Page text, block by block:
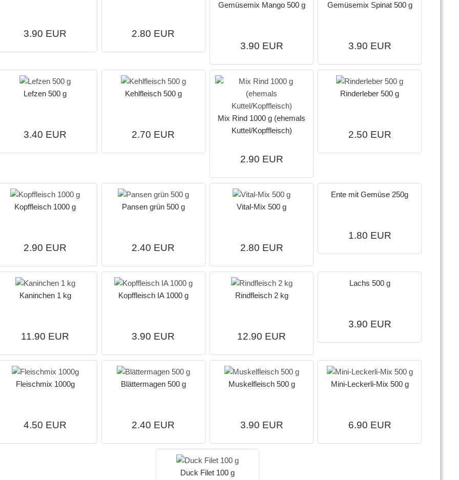
3.90 EUR 2.80 EUR
Gemüsemix Mango 500 g
3.90 EUR
Gemüsemix Spinat 500 g
3.90 EUR
Lefzen 500 g
3.40 EUR
Kehlfleisch 500 g
2.70 EUR
Mix Rind 1000 g (ehemals
Kuttel/Kopffleisch)
2.90 EUR
Rinderleber 500 g
2.50 EUR
Kopffleisch 1000 g
2.90 EUR
Pansen grün 500 g
2.40 EUR
Vital-Mix 500 g
2.80 EUR
Ente mit Gemüse 250g
1.80 EUR
Kaninchen 1 kg
11.90 EUR
Kopffleisch IA 1000 g
3.90 EUR
Rindfleisch 2 kg
12.90 EUR
Lachs 500 g
3.90 EUR
Fleischmix 1000g
4.50 EUR
Blättermagen 500 g
2.40 EUR
Muskelfleisch 500 g
3.90 EUR
Mini-Leckerli-Mix 500 g
6.90 EUR
Duck Filet 100 g